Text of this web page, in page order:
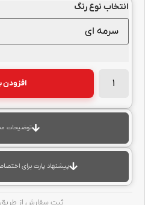
انتخاب نوع رنگ
افزودن
توضیحات
پیشنهاد پارت برای
ثبت سفارش از طریق